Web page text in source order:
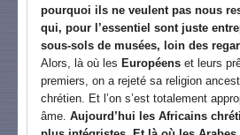
pourquoi ils ne veulent pas nous
qui, pour l’essentiel sont juste
sous-sols de musées, loin des
Alors, là où les Européens et leurs
premiers, on a rejeté sa religion
chrétien. Et l’on s’est totalement
âme. Aujourd’hui les Africains